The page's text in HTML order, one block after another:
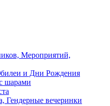
Мероприятий,
и Дни Рождения
шарами
Гендерные вечеринки